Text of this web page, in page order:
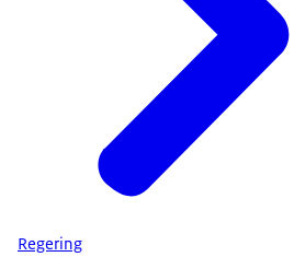
Regering